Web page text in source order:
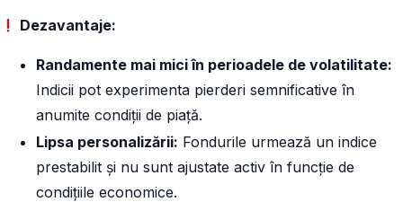
Dezavantaje:
Randamente mai mici în perioadele de volatilitate:
Indicii pot experimenta pierderi semnificative în
anumite condiții de piață.
Lipsa personalizării: Fondurile urmează un indice
prestabilit și nu sunt ajustate activ în funcție de
condițiile economice.